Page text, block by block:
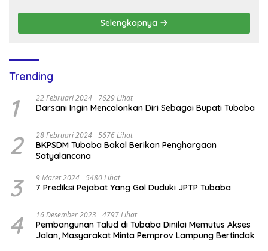
Selengkapnya
Trending
1 22 Februari 2024 7629 Lihat
Darsani Ingin Mencalonkan Diri Sebagai Bupati Tubaba
2 28 Februari 2024 5676 Lihat
BKPSDM Tubaba Bakal Berikan Penghargaan
Satyalancana
3 9 Maret 2024 5480 Lihat
7 Prediksi Pejabat Yang Gol Duduki JPTP Tubaba
4 16 Desember 2023 4797 Lihat
Pembangunan Talud di Tubaba Dinilai Memutus Akses
Jalan, Masyarakat Minta Pemprov Lampung Bertindak